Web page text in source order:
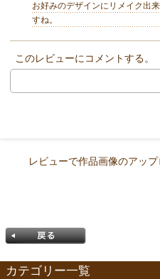
お好みのデザインにリメイク出
すね。
このレビューにコメントする。
レビューで作品画像のアッ
カテゴリー一覧